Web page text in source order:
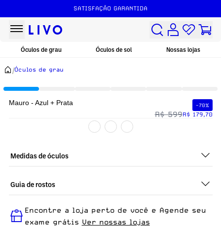
SATISFAÇÃO GARANTIDA
Óculos de grau Óculos de sol Nossas lojas
/Óculos de grau
Mauro - Azul + Prata -70%
R$ 599R$ 179,70
Medidas de óculos
Guia de rostos
ideal para quem busca um óculos confortável para o dia a dia.
Encontre a loja perto de você e Agende seu
exame grátis Ver nossas lojas